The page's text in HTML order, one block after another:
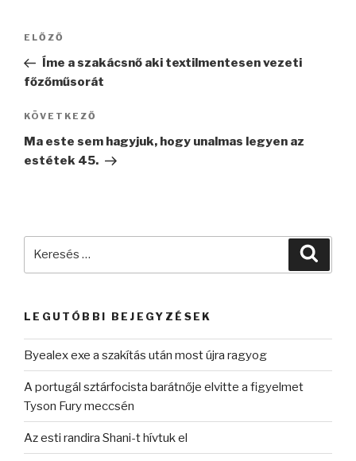
Bejegyzés
navigáció
Korábbi
bejegyzés
ELŐZŐ
Íme a szakácsnő aki textilmentesen vezeti
főzőműsorát
Következő
bejegyzés
KÖVETKEZŐ
Ma este sem hagyjuk, hogy unalmas legyen az
estétek 45.
LEGUTÓBBI BEJEGYZÉSEK
Byealex exe a szakítás után most újra ragyog
A portugál sztárfocista barátnője elvitte a figyelmet
Tyson Fury meccsén
Az esti randira Shani-t hívtuk el